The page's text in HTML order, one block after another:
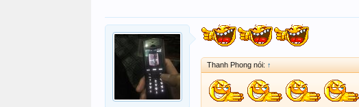
Thanh Phong nói: ↑